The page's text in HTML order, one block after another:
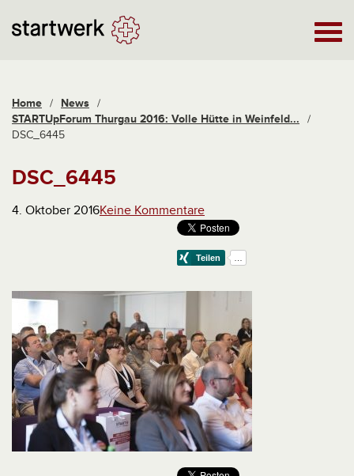
Home / News /
STARTUpForum Thurgau 2016: Volle Hütte in Weinfeld...
/
DSC_6445
DSC_6445
4. Oktober 2016Keine Kommentare